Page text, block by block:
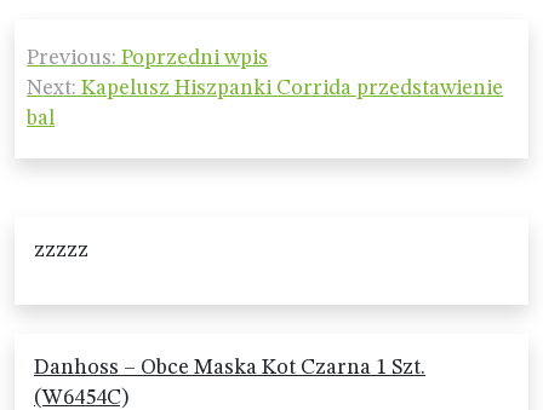
Nawigacja
wpisu
Previous: Poprzedni wpis
Next: Kapelusz Hiszpanki Corrida przedstawienie
bal
zzzzz
Danhoss – Obce Maska Kot Czarna 1 Szt.
(W6454C)